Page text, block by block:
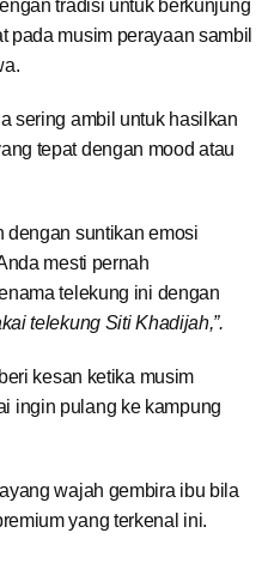
tradisi untuk berkunjung
pada musim perayaan sambil
sering ambil untuk hasilkan
tepat dengan mood atau
dengan suntikan emosi
mesti pernah
telekung ini dengan
telekung Siti Khadijah,”.
kesan ketika musim
ingin pulang ke kampung
wajah gembira ibu bila
yang terkenal ini.